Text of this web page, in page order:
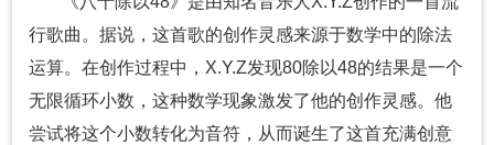
行歌曲。据说，这首歌的创作灵感来源于数学中的除法
运算。在创作过程中，X.Y.Z发现80除以48的结果是一个
无限循环小数，这种数学现象激发了他的创作灵感。他
尝试将这个小数转化为音符，从而诞生了这首充满创意